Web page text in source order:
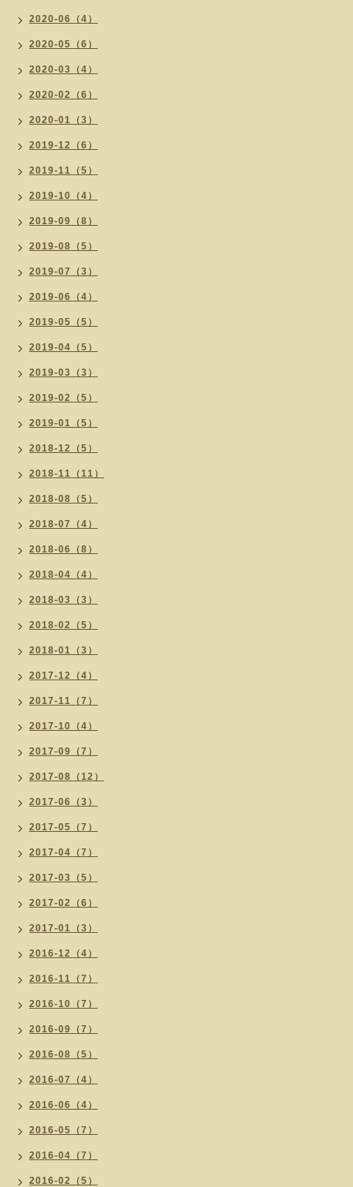
2020-06（4）
2020-05（6）
2020-03（4）
2020-02（6）
2020-01（3）
2019-12（6）
2019-11（5）
2019-10（4）
2019-09（8）
2019-08（5）
2019-07（3）
2019-06（4）
2019-05（5）
2019-04（5）
2019-03（3）
2019-02（5）
2019-01（5）
2018-12（5）
2018-11（11）
2018-08（5）
2018-07（4）
2018-06（8）
2018-04（4）
2018-03（3）
2018-02（5）
2018-01（3）
2017-12（4）
2017-11（7）
2017-10（4）
2017-09（7）
2017-08（12）
2017-06（3）
2017-05（7）
2017-04（7）
2017-03（5）
2017-02（6）
2017-01（3）
2016-12（4）
2016-11（7）
2016-10（7）
2016-09（7）
2016-08（5）
2016-07（4）
2016-06（4）
2016-05（7）
2016-04（7）
2016-02（5）